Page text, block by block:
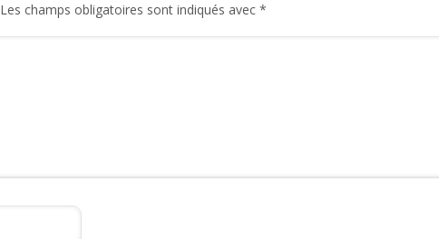
Les champs obligatoires sont indiqués avec *